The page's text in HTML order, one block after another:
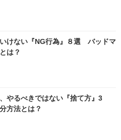
けない『NG行為』８選 バッドマ
は？
やるべきではない『捨て方』3
方法とは？